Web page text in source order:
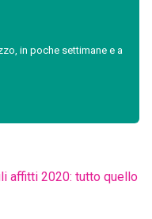
in poche settimane e a
affitti 2020: tutto quello